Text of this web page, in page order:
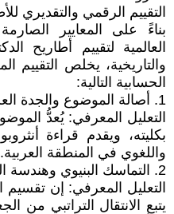
التقييم الرقمي والتقديري
بناءً على المعايير
العالمية لتقييم أطاريح
والتاريخية، يخلص التقييم
الحسابية التالية:
1. أصالة الموضوع والجدة العلمية: 19.5 من 20
التعليل المعرفي: يُعدُّ
بكليته، ويقدم قراءة
واللغوي في المنطقة العربية.
2. التماسك البنيوي وهندسة الفصول: 19 من 20
التعليل المعرفي: إن تقسيم
يتبع الانتقال التراتبي من